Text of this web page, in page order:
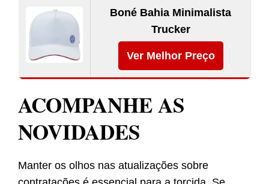
Boné Bahia Minimalista
Trucker
Ver Melhor Preço
ACOMPANHE AS
NOVIDADES
Manter os olhos nas atualizações sobre